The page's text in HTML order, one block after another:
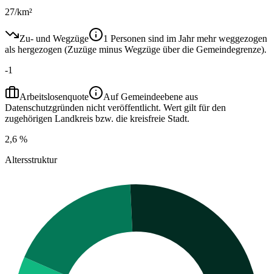
27/km²
Zu- und Wegzüge
1 Personen sind im Jahr mehr weggezogen
als hergezogen (Zuzüge minus Wegzüge über die Gemeindegrenze).
-1
Arbeitslosenquote
Auf Gemeindeebene aus
Datenschutzgründen nicht veröffentlicht. Wert gilt für den
zugehörigen Landkreis bzw. die kreisfreie Stadt.
2,6 %
Altersstruktur